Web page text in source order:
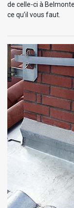
de celle-ci à
ce qu’il vous faut.